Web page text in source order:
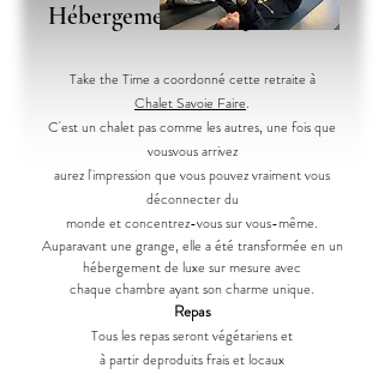
Hébergement& Repas
Take the Time a coordonné cette retraite à
Chalet Savoie Faire.
C'est un chalet pas comme les autres, une fois que
vousvous arrivez
aurez l'impression que vous pouvez vraiment vous
déconnecter du
monde et concentrez-vous sur vous-même.
Auparavant une grange, elle a été transformée enun
hébergement de luxe sur mesure avec
chaque chambre ayant son charme unique.
Repas
Tous les repas seront végétariens et
à partir deproduits frais et locaux